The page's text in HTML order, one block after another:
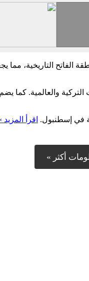
الفاتح التاريخية، مما
والعالمية. كما يضم
في إسطنبول. اقرأ المزيد
أكثر »